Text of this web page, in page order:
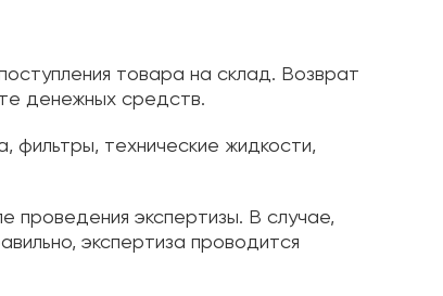
товара на склад. Возврат
денежных средств.
фильтры, технические жидкости,
проведения экспертизы. В случае,
экспертиза проводится